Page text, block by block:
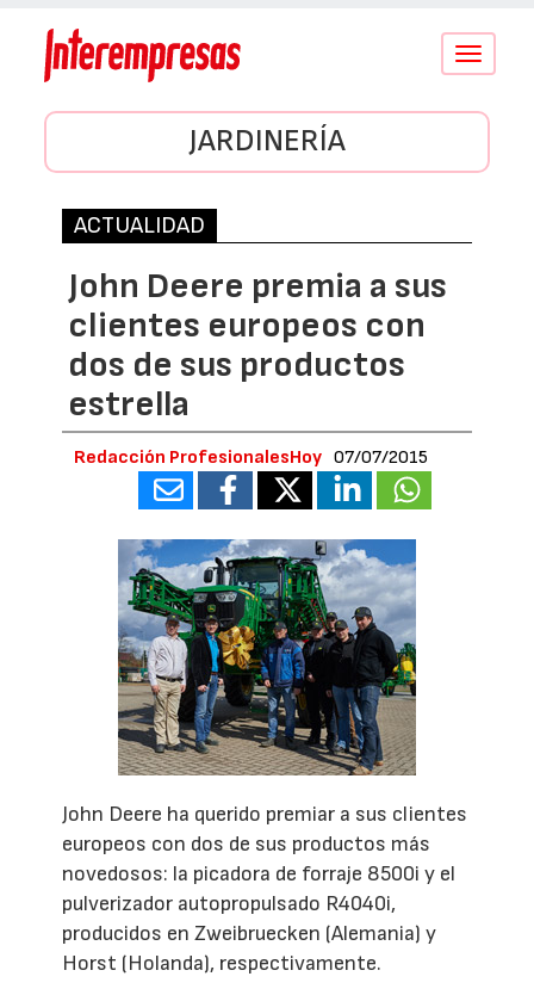
Conmutar
JARDINERÍA
ACTUALIDAD
John Deere premia a sus
clientes europeos con
dos de sus productos
estrella
Redacción ProfesionalesHoy 07/07/2015
John Deere ha querido premiar a sus clientes
europeos con dos de sus productos más
novedosos: la picadora de forraje 8500i y el
pulverizador autopropulsado R4040i,
producidos en Zweibruecken (Alemania) y
Horst (Holanda), respectivamente.